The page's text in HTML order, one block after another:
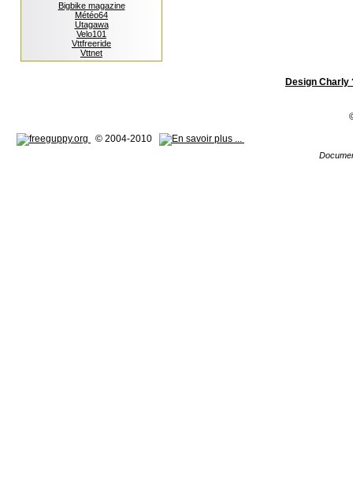
Bigbike magazine
Météo64
Utagawa
Velo101
Vttfreeride
Vttnet
Design Charly
© 2004-2010